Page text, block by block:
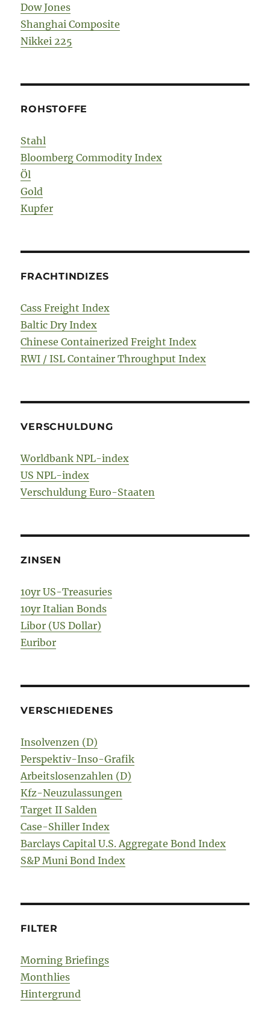
Dow Jones
Shanghai Composite
Nikkei 225
ROHSTOFFE
Stahl
Bloomberg Commodity Index
Öl
Gold
Kupfer
FRACHTINDIZES
Cass Freight Index
Baltic Dry Index
Chinese Containerized Freight Index
RWI / ISL Container Throughput Index
VERSCHULDUNG
Worldbank NPL-index
US NPL-index
Verschuldung Euro-Staaten
ZINSEN
10yr US-Treasuries
10yr Italian Bonds
Libor (US Dollar)
Euribor
VERSCHIEDENES
Insolvenzen (D)
Perspektiv-Inso-Grafik
Arbeitslosenzahlen (D)
Kfz-Neuzulassungen
Target II Salden
Case-Shiller Index
Barclays Capital U.S. Aggregate Bond Index
S&P Muni Bond Index
FILTER
Morning Briefings
Monthlies
Hintergrund